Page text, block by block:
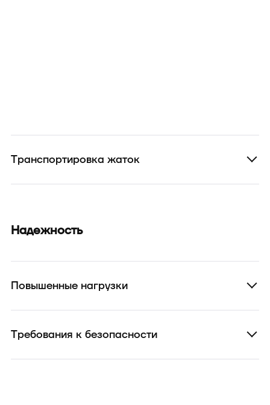
Транспортировка жаток
Надежность
Повышенные нагрузки
Требования к безопасности